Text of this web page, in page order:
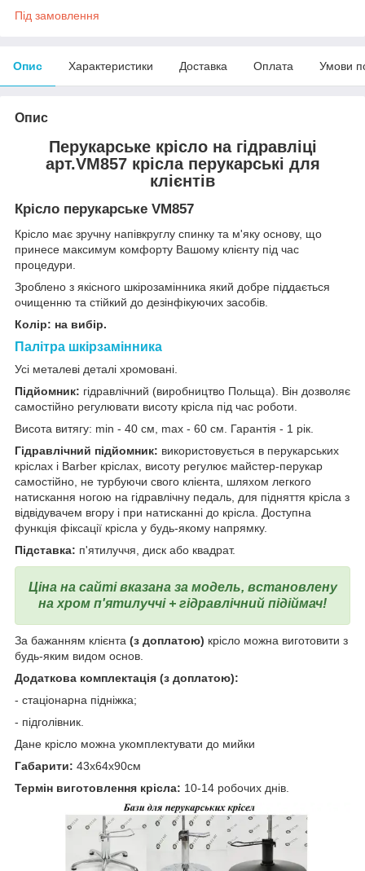
Під замовлення
Опис Характеристики Доставка Оплата Умови
Опис
Перукарське крісло на гідравліці
арт.VM857 крісла перукарські для
клієнтів
Крісло перукарське VM857
Крісло має зручну напівкруглу спинку та м'яку основу, що
принесе максимум комфорту Вашому клієнту під час
процедури.
Зроблено з якісного шкірозамінника який добре піддається
очищенню та стійкий до дезінфікуючих засобів.
Колір: на вибір.
Палітра шкірзамінника
Усі металеві деталі хромовані.
Підйомник: гідравлічний (виробництво Польща). Він дозволяє
самостійно регулювати висоту крісла під час роботи.
Висота витягу: min - 40 см, max - 60 см. Гарантія - 1 рік.
Гідравлічний підйомник: використовується в перукарських
кріслах і Barber кріслах, висоту регулює майстер-перукар
самостійно, не турбуючи свого клієнта, шляхом легкого
натискання ногою на гідравлічну педаль, для підняття крісла з
відвідувачем вгору і при натисканні до крісла. Доступна
функція фіксації крісла у будь-якому напрямку.
Підставка: п'ятилуччя, диск або квадрат.
Ціна на сайті вказана за модель, встановлену
на хром п'ятилуччі + гідравлічний підіймач!
За бажанням клієнта (з доплатою) крісло можна виготовити з
будь-яким видом основ.
Додаткова комплектація (з доплатою):
- стаціонарна підніжка;
- підголівник.
Дане крісло можна укомплектувати до мийки
Габарити: 43x64x90см
Термін виготовлення крісла: 10-14 робочих днів.